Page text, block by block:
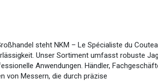
steht NKM – Le Spécialiste du
Unser Sortiment umfasst robuste
Anwendungen. Händler,
von Messern, die durch präzise